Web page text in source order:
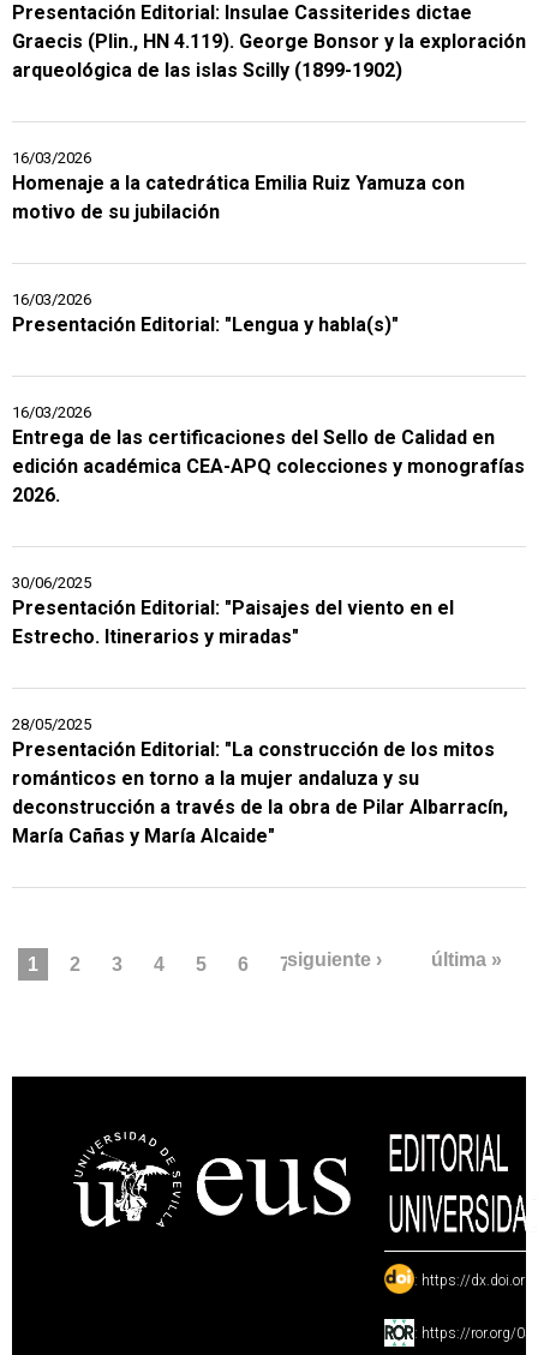
Presentación Editorial: Insulae Cassiterides dictae
Graecis (Plin., HN 4.119). George Bonsor y la exploración
arqueológica de las islas Scilly (1899-1902)
16/03/2026
Homenaje a la catedrática Emilia Ruiz Yamuza con
motivo de su jubilación
16/03/2026
Presentación Editorial: "Lengua y habla(s)"
16/03/2026
Entrega de las certificaciones del Sello de Calidad en
edición académica CEA-APQ colecciones y monografías
2026.
30/06/2025
Presentación Editorial: "Paisajes del viento en el
Estrecho. Itinerarios y miradas"
28/05/2025
Presentación Editorial: "La construcción de los mitos
románticos en torno a la mujer andaluza y su
deconstrucción a través de la obra de Pilar Albarracín,
María Cañas y María Alcaide"
1 2 3 4 5 6 7 8 9
siguiente › última »
: https://
: https://ror.org/